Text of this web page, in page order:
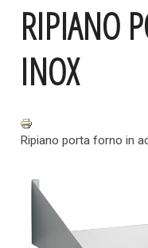
RIPIANO
INOX
Ripiano porta forno in